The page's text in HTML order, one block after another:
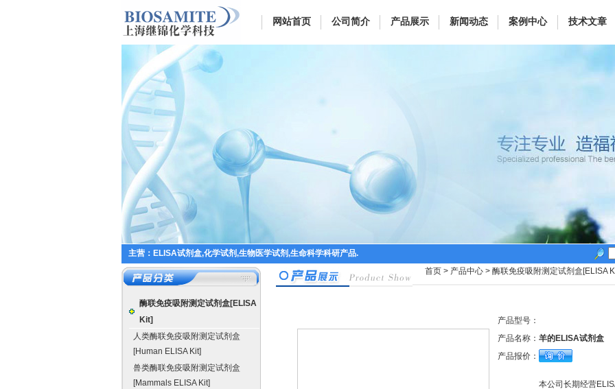
网站首页 公司简介 产品展示 新闻动态 案例中心 技术文章
主营：ELISA试剂盒,化学试剂,生物医学试剂,生命科学科研产品.
酶联免疫吸附测定试剂盒[ELISA
Kit]
人类酶联免疫吸附测定试剂盒
[Human ELISA Kit]
兽类酶联免疫吸附测定试剂盒
[Mammals ELISA Kit]
首页 > 产品中心 > 酶联免疫吸附测定试剂盒[ELISA
产品型号：
产品名称： 羊的ELISA试剂盒
产品报价：
本公司长期经营